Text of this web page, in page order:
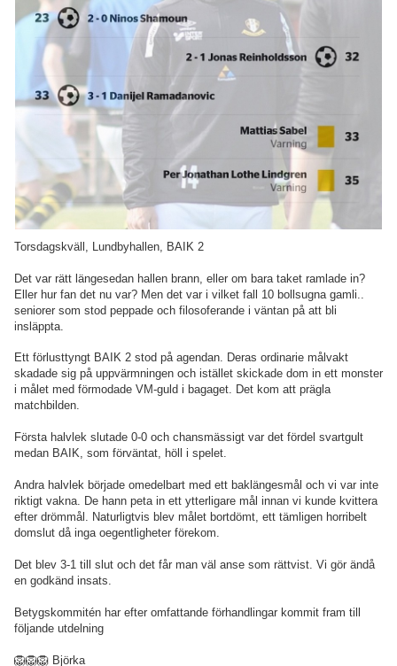
Torsdagskväll, Lundbyhallen, BAIK 2
Det var rätt längesedan hallen brann, eller om bara taket ramlade in?
Eller hur fan det nu var? Men det var i vilket fall 10 bollsugna gamli..
seniorer som stod peppade och filosoferande i väntan på att bli
insläppta.
Ett förlusttyngt BAIK 2 stod på agendan. Deras ordinarie målvakt
skadade sig på uppvärmningen och istället skickade dom in ett monster
i målet med förmodade VM-guld i bagaget. Det kom att prägla
matchbilden.
Första halvlek slutade 0-0 och chansmässigt var det fördel svartgult
medan BAIK, som förväntat, höll i spelet.
Andra halvlek började omedelbart med ett baklängesmål och vi var inte
riktigt vakna. De hann peta in ett ytterligare mål innan vi kunde kvittera
efter drömmål. Naturligtvis blev målet bortdömt, ett tämligen horribelt
domslut då inga oegentligheter förekom.
Det blev 3-1 till slut och det får man väl anse som rättvist. Vi gör ändå
en godkänd insats.
Betygskommitén har efter omfattande förhandlingar kommit fram till
följande utdelning
🦁🦁🦁 Björka